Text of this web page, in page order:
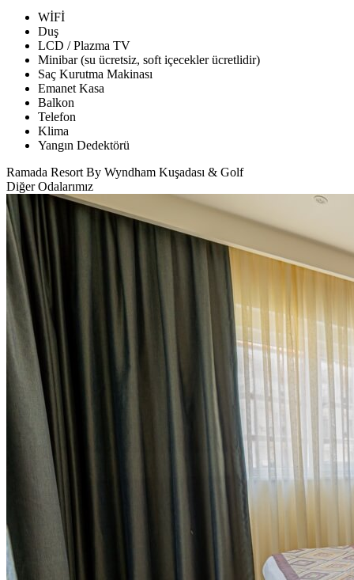
WİFİ
Duş
LCD / Plazma TV
Minibar (su ücretsiz, soft içecekler ücretlidir)
Saç Kurutma Makinası
Emanet Kasa
Balkon
Telefon
Klima
Yangın Dedektörü
Ramada Resort By Wyndham Kuşadası & Golf
Diğer Odalarımız